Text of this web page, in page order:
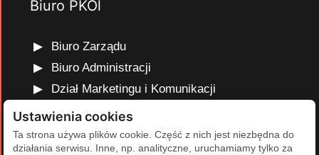
Biuro PKOl
Biuro Zarządu
Biuro Administracji
Dział Marketingu i Komunikacji
Dział Edukacji Olimpijskiej
Dział Finansów i Kadr
Ustawienia cookies
Ta strona używa plików cookie. Część z nich jest niezbędna do
działania serwisu. Inne, np. analityczne, uruchamiamy tylko za